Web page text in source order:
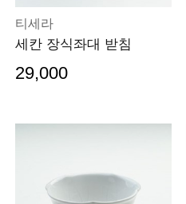
티세라
세칸 장식좌대 받침
29,000